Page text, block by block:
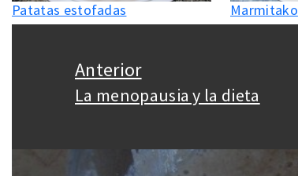
Patatas estofadas Marmitako
entradas
Anterior
Entrada
La menopausia y la dieta